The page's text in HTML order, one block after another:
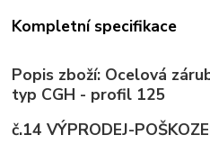
Kompletní specifikace
Popis zboží: Ocelová
typ CGH - profil 125
č.14 VÝPRODEJ-